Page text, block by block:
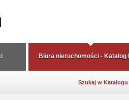
Szukaj w
Biura nieruchomości - Katalog